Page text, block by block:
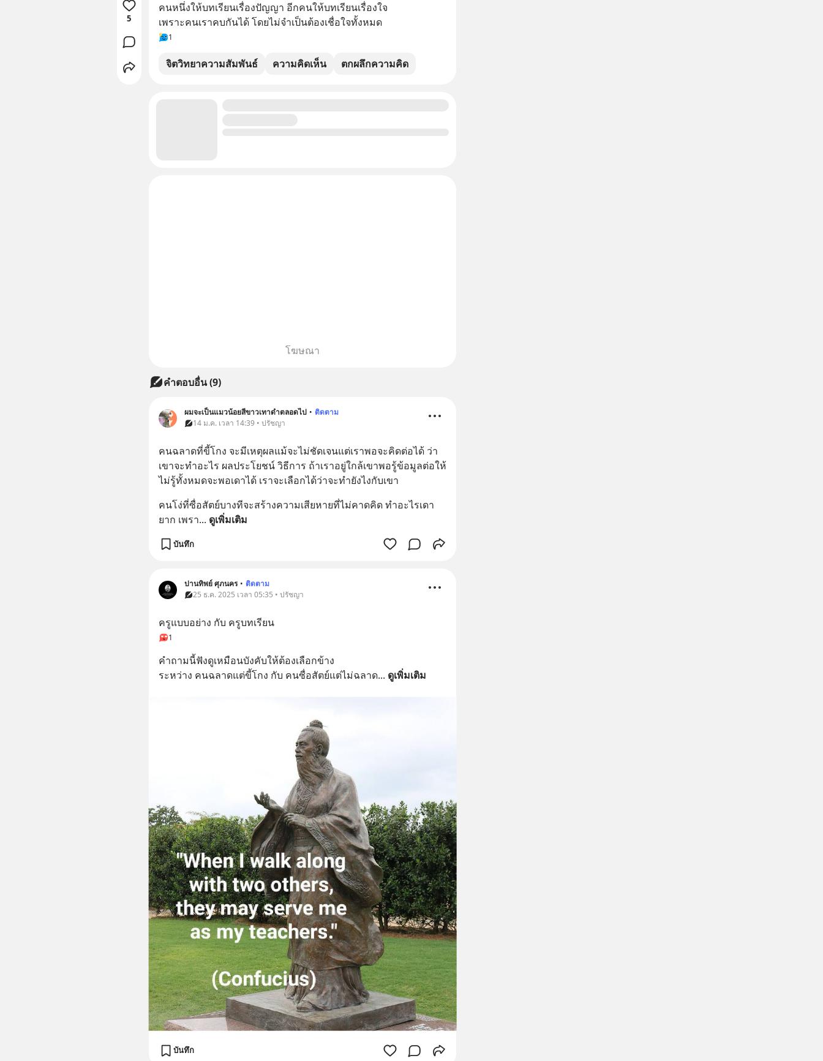
คนหนึ่งให้บทเรียนเรื่องปัญญา อีกคนให้บทเรียนเรื่องใจ
เพราะคนเราคบกันได้ โดยไม่จำเป็นต้องเชื่อใจทั้งหมด
1
จิตวิทยาความสัมพันธ์ ความคิดเห็น ตกผลึกความคิด
5
โฆษณา
คำตอบอื่น(9)
ผมจะเป็นแมวน้อยสีขาวเทาดำตลอดไป • ติดตาม
14 ม.ค. เวลา 14:39 • ปรัชญา
คนฉลาดที่ขี้โกง จะมีเหตุผลแม้จะไม่ชัดเจนแต่เราพอจะคิดต่อได้ ว่า
เขาจะทำอะไร ผลประโยชน์ วิธีการ ถ้าเราอยู่ใกล้เขาพอรู้ข้อมูลต่อให้
ไม่รู้ทั้งหมดจะพอเดาได้ เราจะเลือกได้ว่าจะทำยังไงกับเขา
คนโง่ที่ซื่อสัตย์บางทีจะสร้างความเสียหายที่ไม่คาดคิด ทำอะไรเดา
ยาก เพรา... ดูเพิ่มเติม
บันทึก
ปานทิพย์ ศุภนคร • ติดตาม
25 ธ.ค. 2025 เวลา 05:35 • ปรัชญา
ครูแบบอย่าง กับ ครูบทเรียน
1
คำถามนี้ฟังดูเหมือนบังคับให้ต้องเลือกข้าง
ระหว่าง คนฉลาดแต่ขี้โกง กับ คนซื่อสัตย์แต่ไม่ฉลาด... ดูเพิ่มเติม
บันทึก